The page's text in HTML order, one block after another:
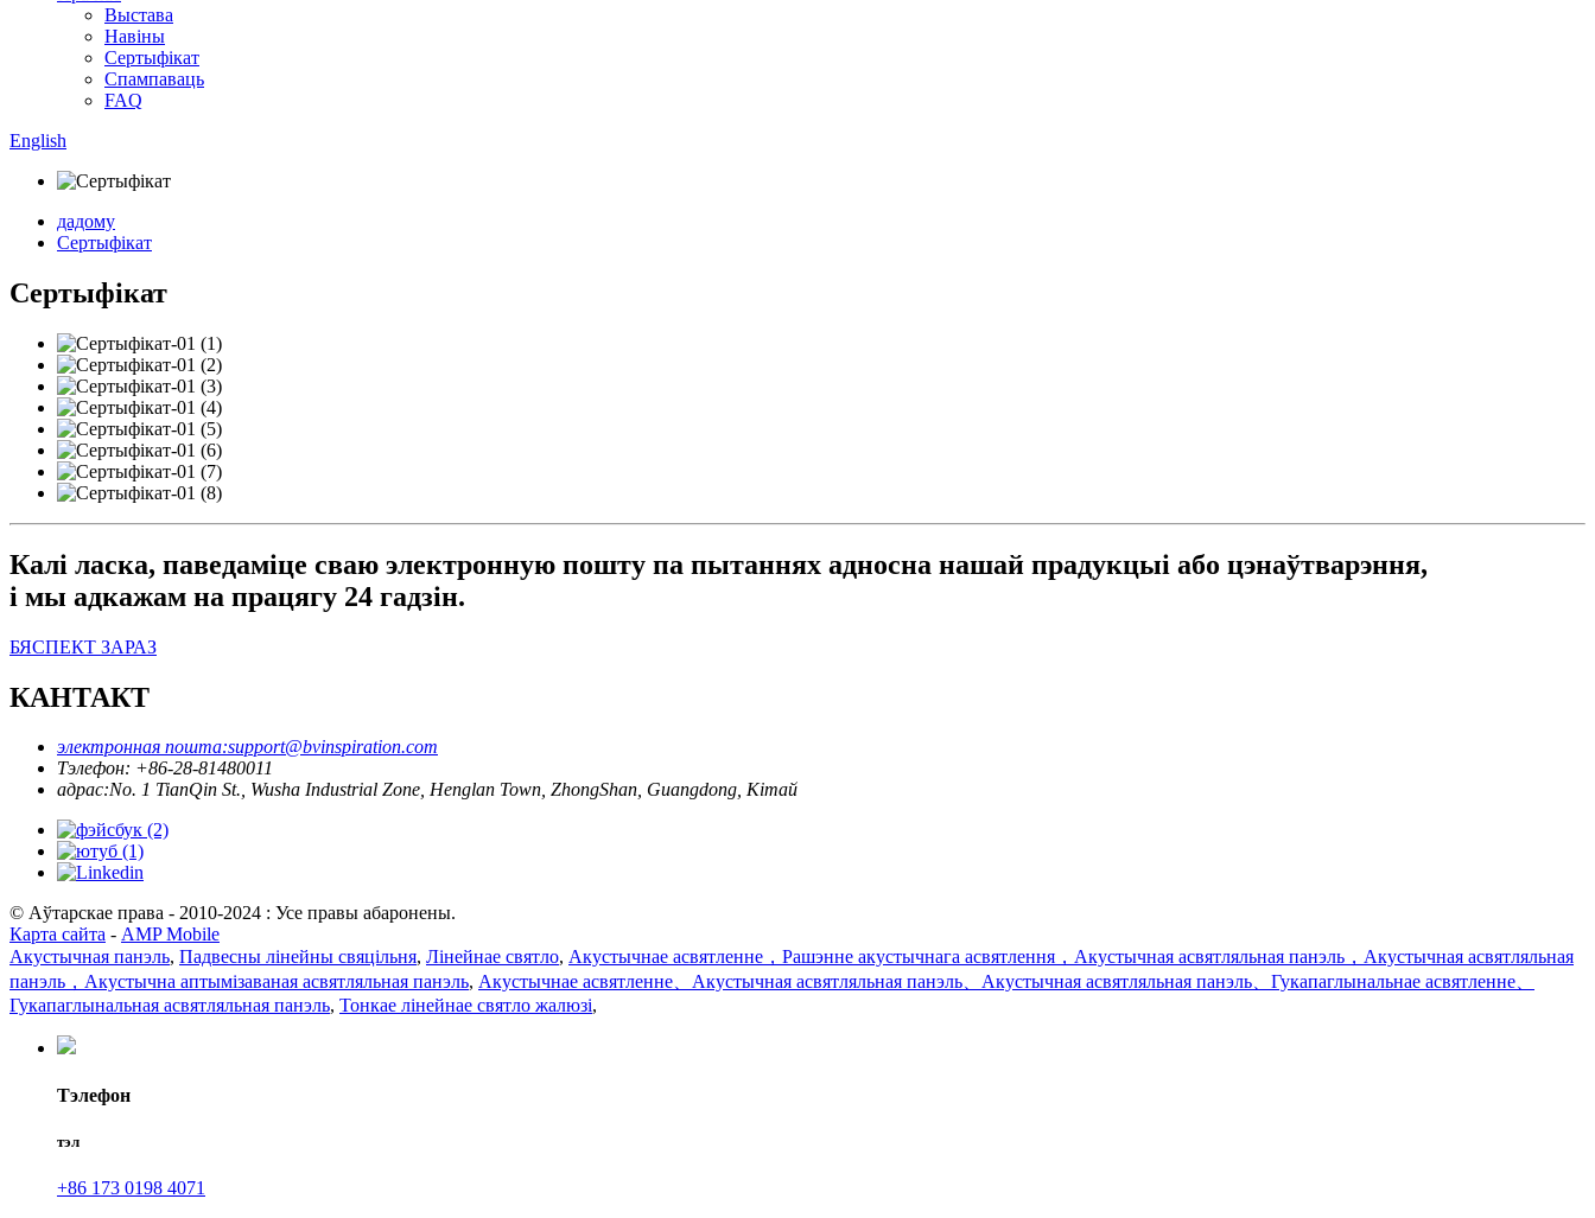
Выстава
Навіны
Сертыфікат
Спампаваць
FAQ
English
дадому
Сертыфікат
Сертыфікат
Калі ласка, паведаміце сваю электронную пошту па пытаннях адносна нашай прадукцыі або цэнаўтварэння,
і мы адкажам на працягу 24 гадзін.
БЯСПЕКТ ЗАРАЗ
КАНТАКТ
электронная пошта:support@bvinspiration.com
Тэлефон: +86-28-81480011
адрас:No. 1 TianQin St., Wusha Industrial Zone, Henglan Town, ZhongShan, Guangdong, Кітай
© Аўтарскае права - 2010-2024 : Усе правы абаронены.
Карта сайта - AMP Mobile
Акустычная панэль, Падвесны лінейны свяцільня, Лінейнае святло, Акустычнае асвятленне，Рашэнне акустычнага асвятлення，Акустычная асвятляльная панэль，Акустычная асвятляльная
панэль，Акустычна аптымізаваная асвятляльная панэль, Акустычнае асвятленне、Акустычная асвятляльная панэль、Акустычная асвятляльная панэль、Гукапаглынальнае асвятленне、
Гукапаглынальная асвятляльная панэль, Тонкае лінейнае святло жалюзі,
Тэлефон
тэл
+86 173 0198 4071